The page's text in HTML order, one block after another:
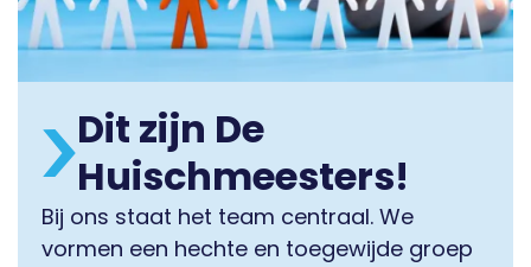
Dit zijn De
Huischmeesters!
Bij ons staat het team centraal. We
vormen een hechte en toegewijde groep